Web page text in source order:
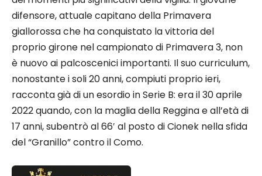
difensore, attuale capitano della Primavera
giallorossa che ha conquistato la vittoria del
proprio girone nel campionato di Primavera 3, non
è nuovo ai palcoscenici importanti. Il suo curriculum,
nonostante i soli 20 anni, compiuti proprio ieri,
racconta già di un esordio in Serie B: era il 30 aprile
2022 quando, con la maglia della Reggina e all’età di
17 anni, subentrò al 66′ al posto di Cionek nella sfida
del “Granillo” contro il Como.